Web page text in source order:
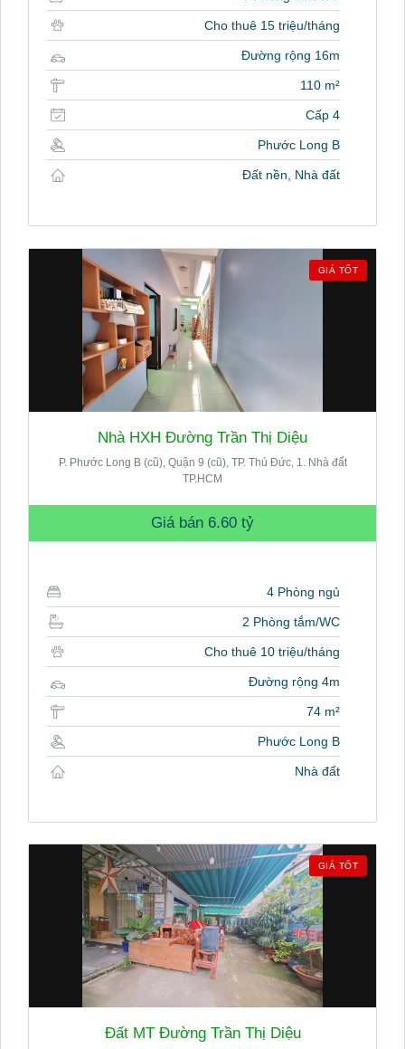
Cho thuê 15 triệu/tháng
Đường rộng 16m
110 m²
Cấp 4
Phước Long B
Đất nền, Nhà đất
GIÁ TỐT
Nhà HXH Đường Trần Thị Diệu
P. Phước Long B (cũ), Quận 9 (cũ), TP. Thủ Đức, 1. Nhà đất
TP.HCM
Giá bán 6.60 tỷ
4 Phòng ngủ
2 Phòng tắm/WC
Cho thuê 10 triệu/tháng
Đường rộng 4m
74 m²
Phước Long B
Nhà đất
GIÁ TỐT
Đất MT Đường Trần Thị Diệu